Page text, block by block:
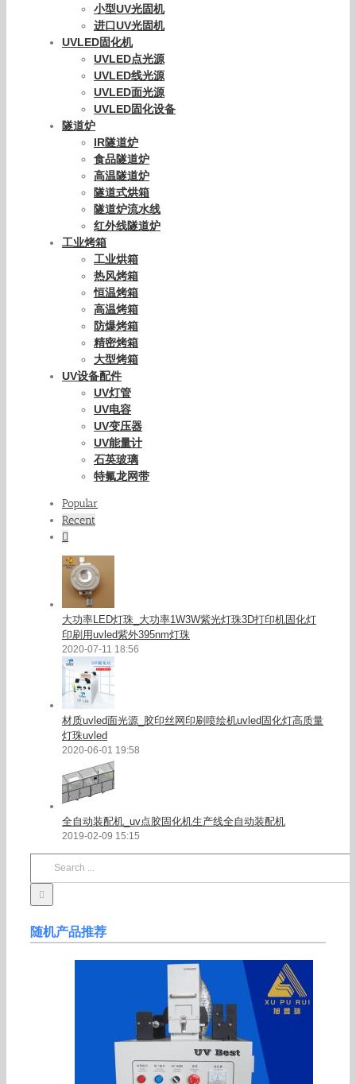
小型UV光固机
进口UV光固机
UVLED固化机
UVLED点光源
UVLED线光源
UVLED面光源
UVLED固化设备
隧道炉
IR隧道炉
食品隧道炉
高温隧道炉
隧道式烘箱
隧道炉流水线
红外线隧道炉
工业烤箱
工业烘箱
热风烤箱
恒温烤箱
高温烤箱
防爆烤箱
精密烤箱
大型烤箱
UV设备配件
UV灯管
UV电容
UV变压器
UV能量计
石英玻璃
特氟龙网带
Popular
Recent
大功率LED灯珠_大功率1W3W紫光灯珠3D打印机固化灯
印刷用uvled紫外395nm灯珠
2020-07-11 18:56
材质uvled面光源_胶印丝网印刷喷绘机uvled固化灯高质量
灯珠uvled
2020-06-01 19:58
全自动装配机_uv点胶固化机生产线全自动装配机
2019-02-09 15:15
随机产品推荐